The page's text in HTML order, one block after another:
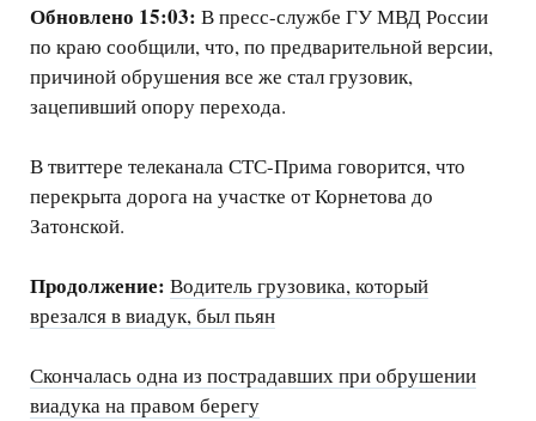
Обновлено 15:03: В пресс-службе ГУ МВД России
по краю сообщили, что, по предварительной версии,
причиной обрушения все же стал грузовик,
зацепивший опору перехода.
В твиттере телеканала СТС-Прима говорится, что
перекрыта дорога на участке от Корнетова до
Затонской.
Продолжение: Водитель грузовика, который
врезался в виадук, был пьян
Скончалась одна из пострадавших при обрушении
виадука на правом берегу